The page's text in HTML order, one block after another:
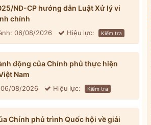
NĐ-CP hướng dẫn Luật Xử lý vi
chính
06/08/2026 Hiệu lực: Kiểm tra
động của Chính phủ thực hiện
Nam
06/08/2026 Hiệu lực: Kiểm tra
Chính phủ trình Quốc hội về giải